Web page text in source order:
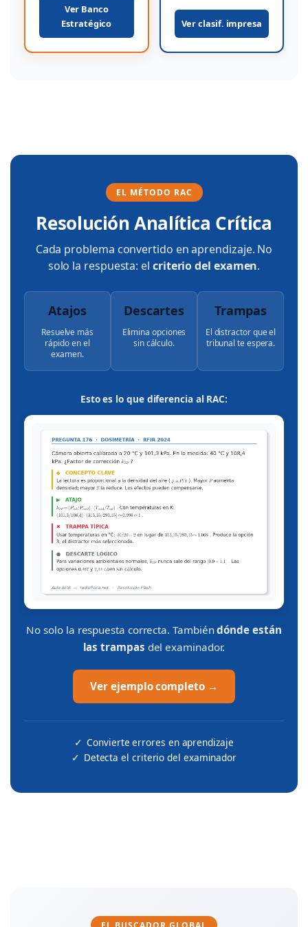
Ver Banco
Estratégico
Ver clasif. impresa
EL MÉTODO RAC
Resolución Analítica Crítica
Cada problema convertido en aprendizaje. No
solo la respuesta: el criterio del examen.
Atajos
Resuelve más
rápido en el
examen.
Descartes
Elimina opciones
sin cálculo.
Trampas
El distractor que el
tribunal te espera.
Esto es lo que diferencia al RAC:
No solo la respuesta correcta. Tambiéndónde están
las trampas del examinador.
Ver ejemplo completo →
✓ Convierte errores en aprendizaje
✓ Detecta el criterio del examinador